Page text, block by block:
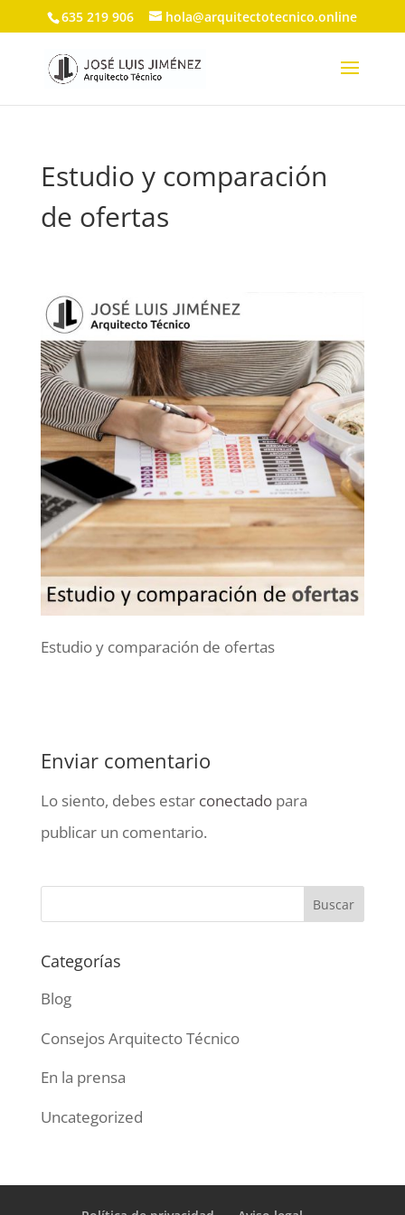
635 219 906 hola@arquitectotecnico.online
Estudio y comparación
de ofertas
Estudio y comparación de ofertas
Enviar comentario
Lo siento, debes estar conectadopara
publicar un comentario.
Categorías
Blog
Consejos Arquitecto Técnico
En la prensa
Uncategorized